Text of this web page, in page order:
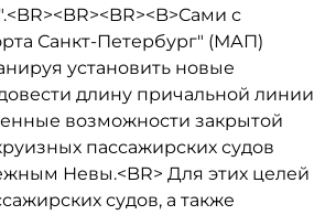
с
Санкт-Петербург" (МАП)
установить новые
длину причальной линии
возможности закрытой
пассажирских судов
Невы.<BR> Для этих целей
судов, а также